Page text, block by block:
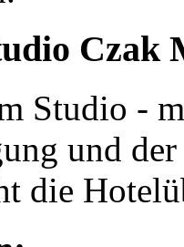
Czak
Studio -
und
die